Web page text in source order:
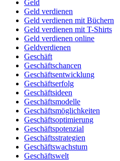
Geld
Geld verdienen
Geld verdienen mit Büchern
Geld verdienen mit T-Shirts
Geld verdienen online
Geldverdienen
Geschäft
Geschäftschancen
Geschäftsentwicklung
Geschäftserfolg
Geschäftsideen
Geschäftsmodelle
Geschäftsmöglichkeiten
Geschäftsoptimierung
Geschäftspotenzial
Geschäftsstrategien
Geschäftswachstum
Geschäftswelt